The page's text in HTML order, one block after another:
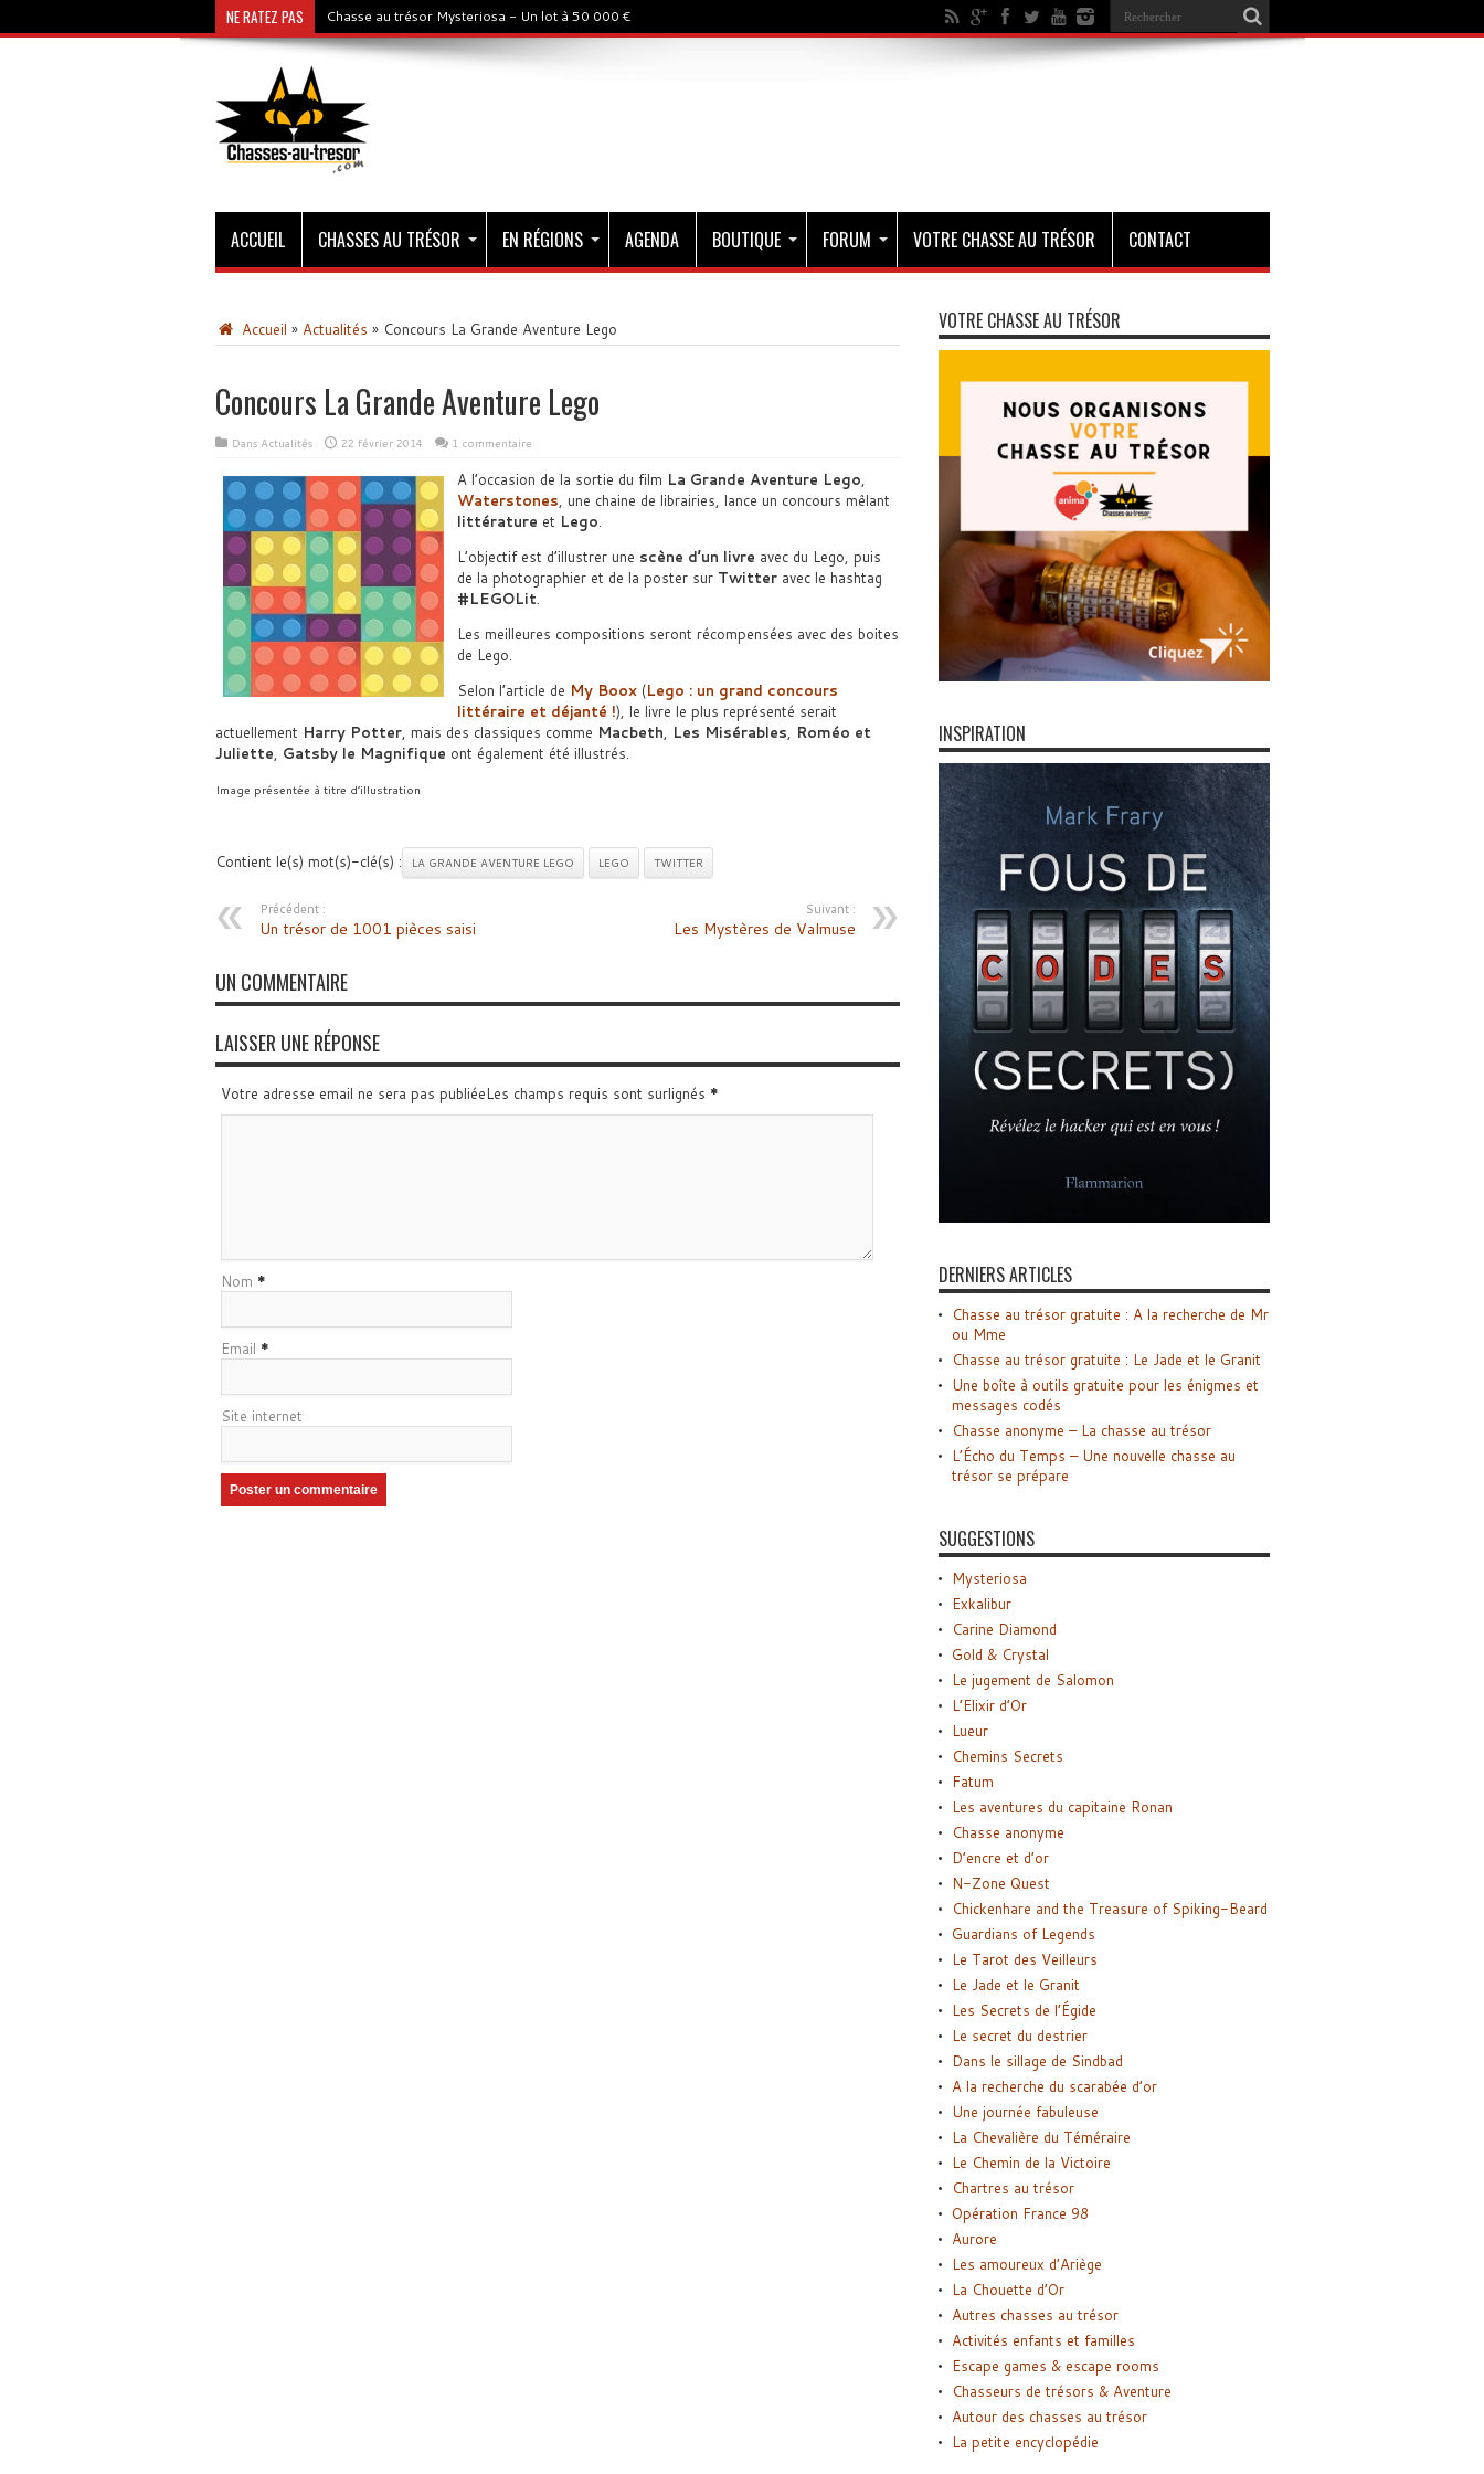
NE RATEZ PAS Chasse au trésor Mysteriosa - Un lot à 50 000 €
ACCUEIL CHASSES AU TRÉSOR EN RÉGIONS AGENDA BOUTIQUE FORUM VOTRE CHASSE AU TRÉSOR CONTACT
Accueil » Actualités » Concours La Grande Aventure Lego
Concours La Grande Aventure Lego
Dans Actualités 22 février 2014 1 commentaire
A l’occasion de la sortie du film La Grande Aventure Lego,
Waterstones, une chaine de librairies, lance un concours mêlant
littérature et Lego.
L’objectif est d’illustrer une scène d’un livre avec du Lego, puis
de la photographier et de la poster sur Twitteravec le hashtag
#LEGOLit.
Les meilleures compositions seront récompensées avec des boites
de Lego.
Selon l’article de My Boox(Lego : un grand concours
littéraire et déjanté !), le livre le plus représenté serait
actuellement Harry Potter, mais des classiques comme Macbeth, Les Misérables, Roméo et
Juliette, Gatsby le Magnifique ont également été illustrés.
Image présentée à titre d’illustration
Contient le(s) mot(s)-clé(s) : LA GRANDE AVENTURE LEGO LEGO TWITTER
Précédent :
Un trésor de 1001 pièces saisi
Suivant :
Les Mystères de Valmuse
UN COMMENTAIRE
LAISSER UNE RÉPONSE
Votre adresse email ne sera pas publiéeLes champs requis sont surlignés *
Nom *
Email *
Site internet
VOTRE CHASSE AU TRÉSOR
INSPIRATION
DERNIERS ARTICLES
Chasse au trésor gratuite : A la recherche de Mr
ou Mme
Chasse au trésor gratuite : Le Jade et le Granit
Une boîte à outils gratuite pour les énigmes et
messages codés
Chasse anonyme – La chasse au trésor
L’Écho du Temps – Une nouvelle chasse au
trésor se prépare
SUGGESTIONS
Mysteriosa
Exkalibur
Carine Diamond
Gold & Crystal
Le jugement de Salomon
L’Elixir d’Or
Lueur
Chemins Secrets
Fatum
Les aventures du capitaine Ronan
Chasse anonyme
D’encre et d’or
N-Zone Quest
Chickenhare and the Treasure of Spiking-Beard
Guardians of Legends
Le Tarot des Veilleurs
Le Jade et le Granit
Les Secrets de l’Égide
Le secret du destrier
Dans le sillage de Sindbad
A la recherche du scarabée d’or
Une journée fabuleuse
La Chevalière du Téméraire
Le Chemin de la Victoire
Chartres au trésor
Opération France 98
Aurore
Les amoureux d’Ariège
La Chouette d’Or
Autres chasses au trésor
Activités enfants et familles
Escape games & escape rooms
Chasseurs de trésors & Aventure
Autour des chasses au trésor
La petite encyclopédie